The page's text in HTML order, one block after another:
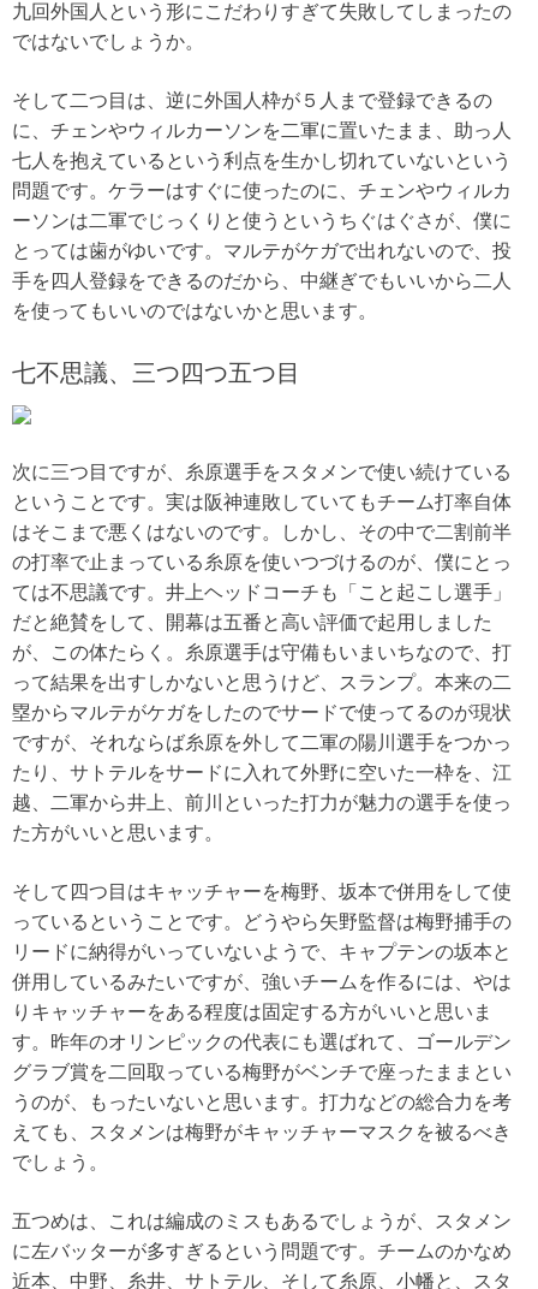
九回外国人という形にこだわりすぎて失敗してしまったの
ではないでしょうか。
そして二つ目は、逆に外国人枠が５人まで登録できるの
に、チェンやウィルカーソンを二軍に置いたまま、助っ人
七人を抱えているという利点を生かし切れていないという
問題です。ケラーはすぐに使ったのに、チェンやウィルカ
ーソンは二軍でじっくりと使うというちぐはぐさが、僕に
とっては歯がゆいです。マルテがケガで出れないので、投
手を四人登録をできるのだから、中継ぎでもいいから二人
を使ってもいいのではないかと思います。
七不思議、三つ四つ五つ目
次に三つ目ですが、糸原選手をスタメンで使い続けている
ということです。実は阪神連敗していてもチーム打率自体
はそこまで悪くはないのです。しかし、その中で二割前半
の打率で止まっている糸原を使いつづけるのが、僕にとっ
ては不思議です。井上ヘッドコーチも「こと起こし選手」
だと絶賛をして、開幕は五番と高い評価で起用しました
が、この体たらく。糸原選手は守備もいまいちなので、打
って結果を出すしかないと思うけど、スランプ。本来の二
塁からマルテがケガをしたのでサードで使ってるのが現状
ですが、それならば糸原を外して二軍の陽川選手をつかっ
たり、サトテルをサードに入れて外野に空いた一枠を、江
越、二軍から井上、前川といった打力が魅力の選手を使っ
た方がいいと思います。
そして四つ目はキャッチャーを梅野、坂本で併用をして使
っているということです。どうやら矢野監督は梅野捕手の
リードに納得がいっていないようで、キャプテンの坂本と
併用しているみたいですが、強いチームを作るには、やは
りキャッチャーをある程度は固定する方がいいと思いま
す。昨年のオリンピックの代表にも選ばれて、ゴールデン
グラブ賞を二回取っている梅野がベンチで座ったままとい
うのが、もったいないと思います。打力などの総合力を考
えても、スタメンは梅野がキャッチャーマスクを被るべき
でしょう。
五つめは、これは編成のミスもあるでしょうが、スタメン
に左バッターが多すぎるという問題です。チームのかなめ
近本、中野、糸井、サトテル、そして糸原、小幡と、スタ